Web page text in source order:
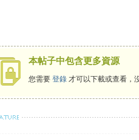
本帖子中包含更多資源
您需要 登錄 才可以下載或查看，